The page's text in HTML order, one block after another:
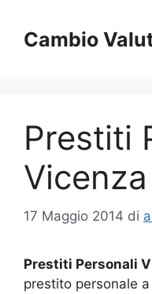
contenuto
Cambio
Prestiti
Vicenza
17 Maggio 2014 di
Prestiti Personali
prestito personale